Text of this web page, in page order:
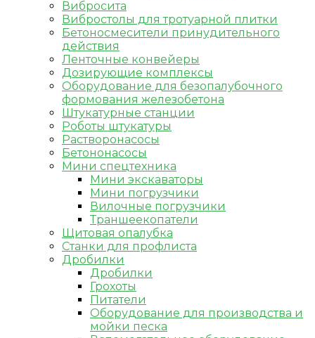
Вибросита
Вибростолы для тротуарной плитки
Бетоносмесители принудительного
действия
Ленточные конвейеры
Дозирующие комплексы
Оборудование для безопалубочного
формования железобетона
Штукатурные станции
Роботы штукатуры
Растворонасосы
Бетононасосы
Мини спецтехника
Мини экскаваторы
Мини погрузчики
Вилочные погрузчики
Траншеекопатели
Щитовая опалубка
Станки для профлиста
Дробилки
Дробилки
Грохоты
Питатели
Оборудование для производства и
мойки песка